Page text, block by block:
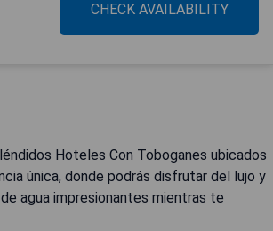
CHECK AVAILABILITY
Hoteles Con Toboganes ubicados
única, donde podrás disfrutar del lujo y
agua impresionantes mientras te